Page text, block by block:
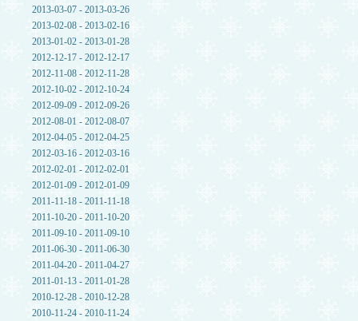
2013-03-07 - 2013-03-26
2013-02-08 - 2013-02-16
2013-01-02 - 2013-01-28
2012-12-17 - 2012-12-17
2012-11-08 - 2012-11-28
2012-10-02 - 2012-10-24
2012-09-09 - 2012-09-26
2012-08-01 - 2012-08-07
2012-04-05 - 2012-04-25
2012-03-16 - 2012-03-16
2012-02-01 - 2012-02-01
2012-01-09 - 2012-01-09
2011-11-18 - 2011-11-18
2011-10-20 - 2011-10-20
2011-09-10 - 2011-09-10
2011-06-30 - 2011-06-30
2011-04-20 - 2011-04-27
2011-01-13 - 2011-01-28
2010-12-28 - 2010-12-28
2010-11-24 - 2010-11-24